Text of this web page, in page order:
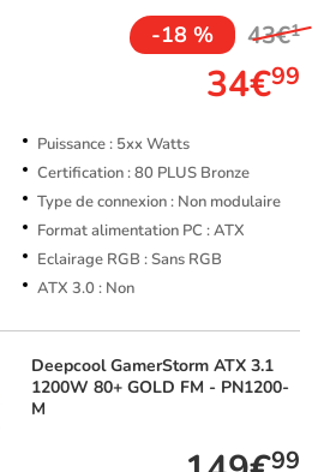
-18 % 43€1
34€99
Puissance : 5xx Watts
Certification : 80 PLUS Bronze
Type de connexion : Non modulaire
Format alimentation PC : ATX
Eclairage RGB : Sans RGB
ATX 3.0 : Non
DeepcoolGamerStorm ATX 3.1
1200W 80+ GOLD FM - PN1200-
M
99